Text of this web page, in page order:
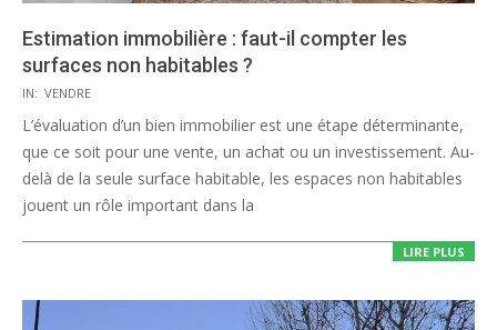
Estimation immobilière : faut-il compter les
surfaces non habitables ?
2025-
03-
11
IN: VENDRE
L’évaluation d’un bien immobilier est une étape déterminante,
que ce soit pour une vente, un achat ou un investissement. Au-
delà de la seule surface habitable, les espaces non habitables
jouent un rôle important dans la
LIRE PLUS